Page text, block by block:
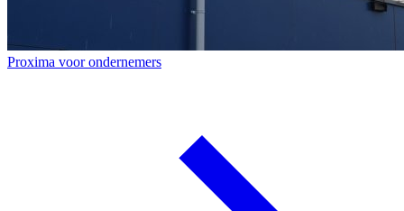
Proxima voor ondernemers